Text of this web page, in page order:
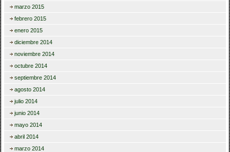
marzo 2015
febrero 2015
enero 2015
diciembre 2014
noviembre 2014
octubre 2014
septiembre 2014
agosto 2014
julio 2014
junio 2014
mayo 2014
abril 2014
marzo 2014